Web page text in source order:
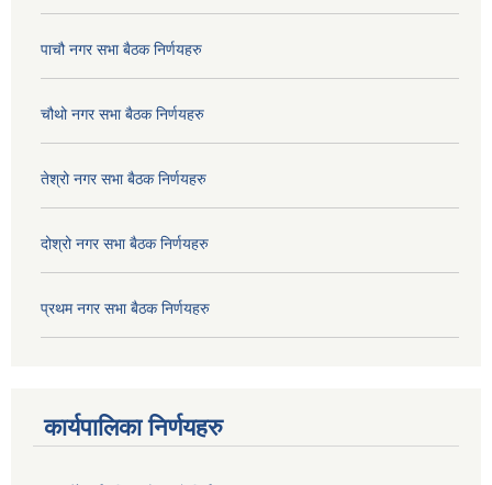
पाचौ नगर सभा बैठक निर्णयहरु
चौथो नगर सभा बैठक निर्णयहरु
तेश्रो नगर सभा बैठक निर्णयहरु
दोश्रो नगर सभा बैठक निर्णयहरु
प्रथम नगर सभा बैठक निर्णयहरु
कार्यपालिका निर्णयहरु